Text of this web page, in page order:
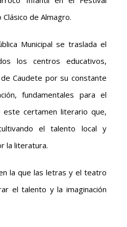
de Almagro.
Municipal se traslada el
los centros educativos,
Caudete por su constante
fundamentales para el
certamen literario que,
el talento local y
la literatura.
la que las letras y el teatro
el talento y la imaginación